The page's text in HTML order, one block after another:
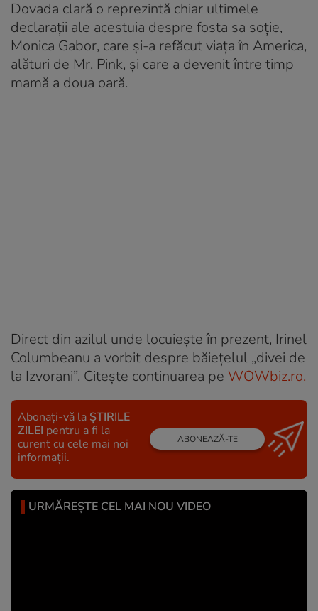
Dovada clară o reprezintă chiar ultimele
declarații ale acestuia despre fosta sa soție,
Monica Gabor, care și-a refăcut viața în America,
alături de Mr. Pink, și care a devenit între timp
mamă a doua oară.
Direct din azilul unde locuiește în prezent, Irinel
Columbeanu a vorbit despre băiețelul „divei de
la Izvorani”. Citește continuarea pe WOWbiz.ro.
Abonați-vă la ȘTIRILE
ZILEI pentru a fi la
curent cu cele mai noi
informații.
ABONEAZĂ-TE
URMĂREȘTE CEL MAI NOU VIDEO